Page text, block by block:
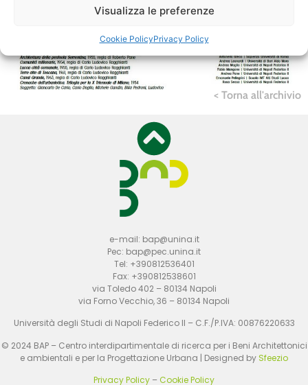
Visualizza le preferenze
Cookie PolicyPrivacy Policy
< Torna all'archivio
e-mail: bap@unina.it
Pec: bap@pec.unina.it
Tel: +390812536401
Fax: +390812538601
via Toledo 402 – 80134 Napoli
via Forno Vecchio, 36 – 80134 Napoli
Università degli Studi di Napoli Federico II – C.F./P.IVA: 00876220633
© 2024 BAP – Centro interdipartimentale di ricerca per i Beni Architettonici
e ambientali e per la Progettazione Urbana | Designed by Sfeezio
Privacy Policy –Cookie Policy